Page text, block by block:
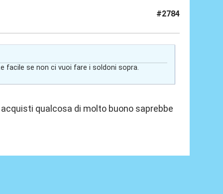
#2784
facile se non ci vuoi fare i soldoni sopra.
qualcosa di molto buono saprebbe